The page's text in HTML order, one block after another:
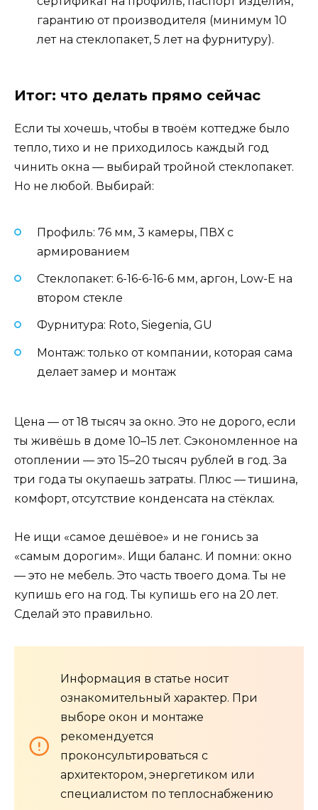
гарантию от производителя (минимум 10
лет на стеклопакет, 5 лет на фурнитуру).
Итог: что делать прямо сейчас
Если ты хочешь, чтобы в твоём коттедже было
тепло, тихо и не приходилось каждый год
чинить окна — выбирай тройной стеклопакет.
Но не любой. Выбирай:
Профиль: 76 мм, 3 камеры, ПВХ с
армированием
Стеклопакет: 6-16-6-16-6 мм, аргон, Low-E на
втором стекле
Фурнитура: Roto, Siegenia, GU
Монтаж: только от компании, которая сама
делает замер и монтаж
Цена — от 18 тысяч за окно. Это не дорого, если
ты живёшь в доме 10–15 лет. Сэкономленное на
отоплении — это 15–20 тысяч рублей в год. За
три года ты окупаешь затраты. Плюс — тишина,
комфорт, отсутствие конденсата на стёклах.
Не ищи «самое дешёвое» и не гонись за
«самым дорогим». Ищи баланс. И помни: окно
— это не мебель. Это часть твоего дома. Ты не
купишь его на год. Ты купишь его на 20 лет.
Сделай это правильно.
Информация в статье носит
ознакомительный характер. При
выборе окон и монтаже
рекомендуется
проконсультироваться с
архитектором, энергетиком или
специалистом по теплоснабжению